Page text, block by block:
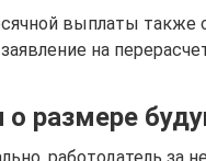
выплаты также
на
размере